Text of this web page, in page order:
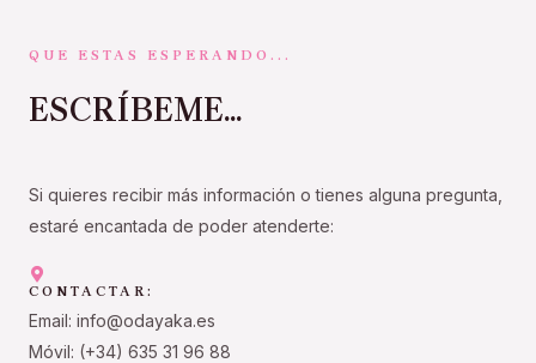
QUE ESTAS ESPERANDO...
ESCRÍBEME...
Si quieres recibir más información o tienes alguna pregunta,
estaré encantada de poder atenderte:
CONTACTAR:
Email: info@odayaka.es
Móvil: (+34) 635 31 96 88